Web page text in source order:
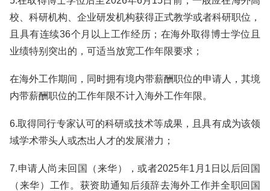
校、科研机构、企业研发机构获得正式教学或者科研职位，
且具有连续36个月以上工作经历；在海外取得博士学位且
业绩特别突出的，可适当放宽工作年限要求；
在海外工作期间，同时拥有境内带薪酬职位的申请人，其境
内带薪酬职位的工作年限不计入海外工作年限。
6.取得同行专家认可的科研或技术等成果，且具有成为该领
域学术带头人或杰出人才的发展潜力；
7.申请人尚未回国（来华），或者2025年1月1日以后回国
（来华）工作。获资助通知后须辞去海外工作并全职回国